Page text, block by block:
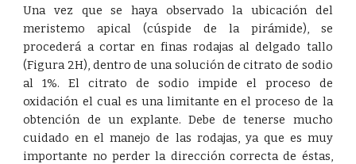
Una vez que se haya observado la ubicación del
meristemo apical (cúspide de la pirámide), se
procederá a cortar en finas rodajas al delgado tallo
(Figura2H), dentro de una solución de citrato de sodio
al 1%. El citrato de sodio impide el proceso de
oxidación el cual es una limitante en el proceso de la
obtención de un explante. Debe de tenerse mucho
cuidado en el manejo de las rodajas, ya que es muy
importante no perder la dirección correcta de éstas,